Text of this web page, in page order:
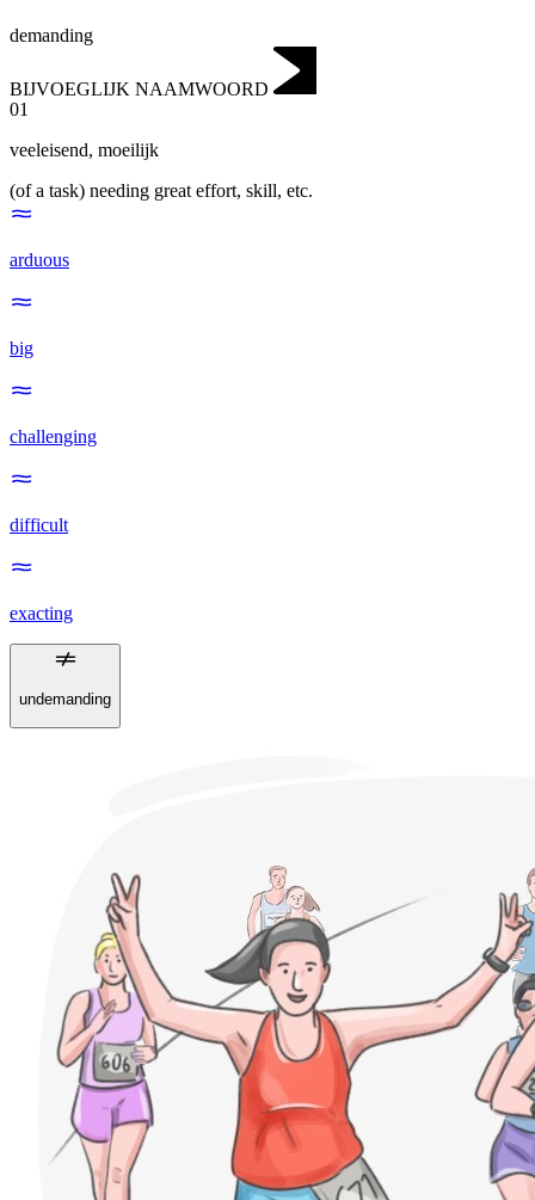
demanding
BIJVOEGLIJK NAAMWOORD
01
veeleisend, moeilijk
(of a task) needing great effort, skill, etc.
arduous
big
challenging
difficult
exacting
undemanding